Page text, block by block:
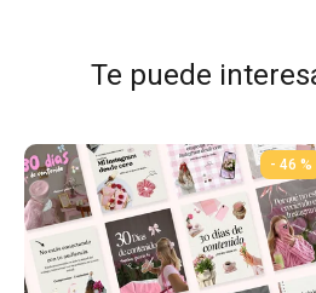
Te puede
- 46 %